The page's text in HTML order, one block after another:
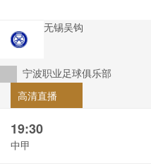
无锡吴钩
宁波职业足球俱乐部
高清直播
19:30
中甲